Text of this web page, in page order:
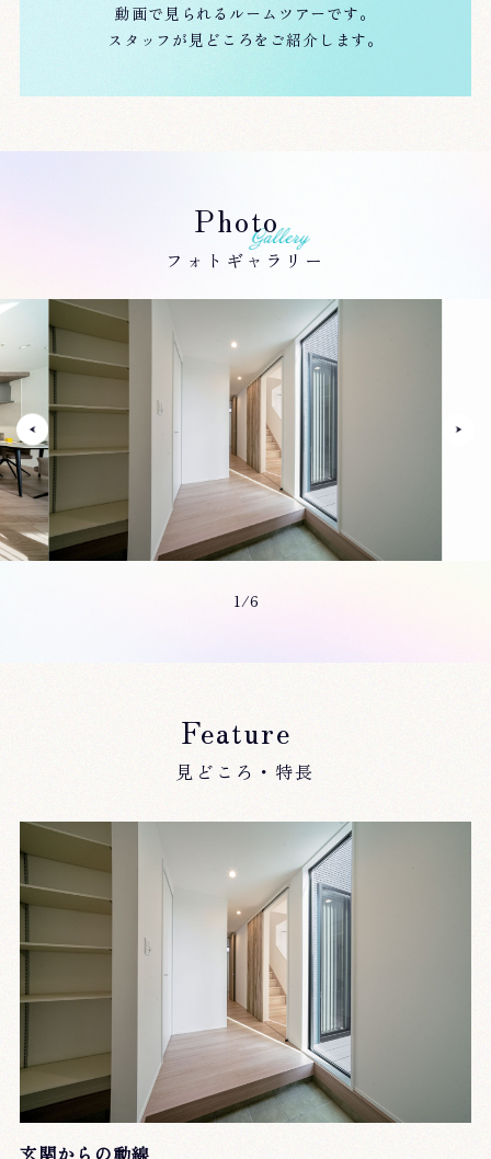
動画で見られるルームツアーです。
スタッフが見どころをご紹介します。
Photo
フォトギャラリー
1/6
Feature
見どころ・特長
玄関からの動線